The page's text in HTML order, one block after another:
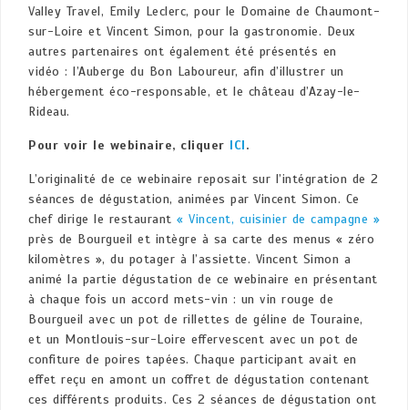
Valley Travel, Emily Leclerc, pour le Domaine de Chaumont-
sur-Loire et Vincent Simon, pour la gastronomie. Deux
autres partenaires ont également été présentés en
vidéo : l’Auberge du Bon Laboureur, afin d’illustrer un
hébergement éco-responsable, et le château d’Azay-le-
Rideau.
Pour voir le webinaire, cliquer ICI.
L’originalité de ce webinaire reposait sur l’intégration de 2
séances de dégustation, animées par Vincent Simon. Ce
chef dirige le restaurant « Vincent, cuisinier de campagne »
près de Bourgueil et intègre à sa carte des menus « zéro
kilomètres », du potager à l’assiette. Vincent Simon a
animé la partie dégustation de ce webinaire en présentant
à chaque fois un accord mets-vin : un vin rouge de
Bourgueil avec un pot de rillettes de géline de Touraine,
et un Montlouis-sur-Loire effervescent avec un pot de
confiture de poires tapées. Chaque participant avait en
effet reçu en amont un coffret de dégustation contenant
ces différents produits. Ces 2 séances de dégustation ont